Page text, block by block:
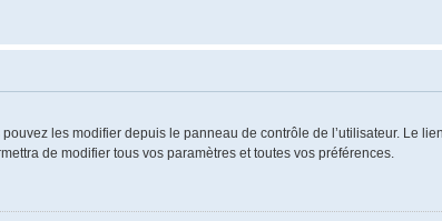
les modifier depuis le panneau de contrôle de l’utilisateur. Le
de modifier tous vos paramètres et toutes vos préférences.